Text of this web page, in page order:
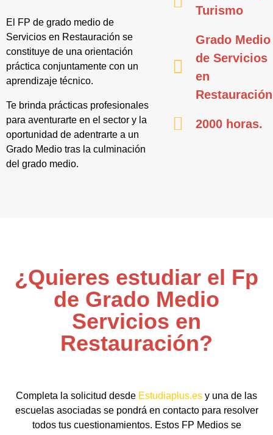
El FP de grado medio de
Servicios en Restauración se
constituye de una orientación
práctica conjuntamente con un
aprendizaje técnico.
Te brinda prácticas profesionales
para aventurarte en el sector y la
oportunidad de adentrarte a un
Grado Medio tras la culminación
del grado medio.
Turismo
Grado Medio
de Servicios
en
Restauración
2000 horas.
¿Quieres estudiar el Fp
de Grado Medio
Servicios en
Restauración?
Completa la solicitud desde Estudiaplus.es y una de las
escuelas asociadas se pondrá en contacto para resolver
todos tus cuestionamientos. Estos FP Medios se